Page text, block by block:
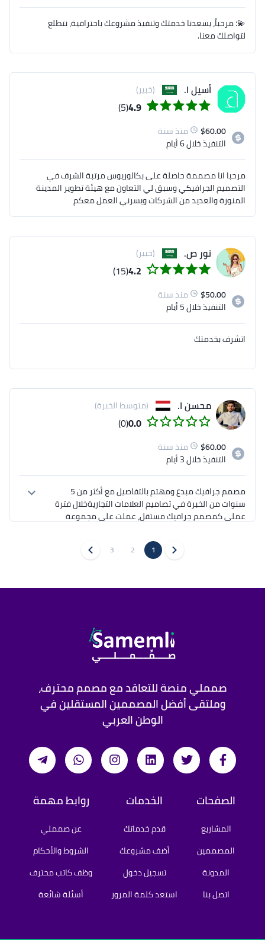
💫؛ مرحباً، يسعدنا خدمتك وتنفيذ مشروعك باحترافية، نتطلع
لتواصلك معنا.
أسيل ا. (خبير)
4.9
(5)
$60.00
منذ سنة
التنفيذخلال 6 أيام
مرحبا انا مصممة حاصلة على بكالوريوس مرتبة الشرف في
التصميم الجرافيكي وسبق لي التعاون مع هيئة تطوير المدينة
المنورة والعديد من الشركات ويسرني العمل معكم
نور ص. (خبير)
4.2
(15)
$50.00
منذ سنة
التنفيذخلال 5 أيام
اتشرف بخدمتك
محسن ا. (متوسط الخبرة)
0.0
(0)
$60.00
منذ سنة
التنفيذخلال 3 أيام
1
2
3
صمملي منصة للتعاقد مع مصمم محترف،
وملتقى أفضل المصممين المستقلين في
الوطن العربي
الصفحات
المشاريع
المصممين
المدونة
اتصل بنا
الخدمات
قدم خدماتك
أضف مشروعك
تسجيل دخول
استعد كلمة المرور
روابط مهمة
عن صمملي
الشروط والأحكام
وظف كاتب محترف
أسئلة شائعة